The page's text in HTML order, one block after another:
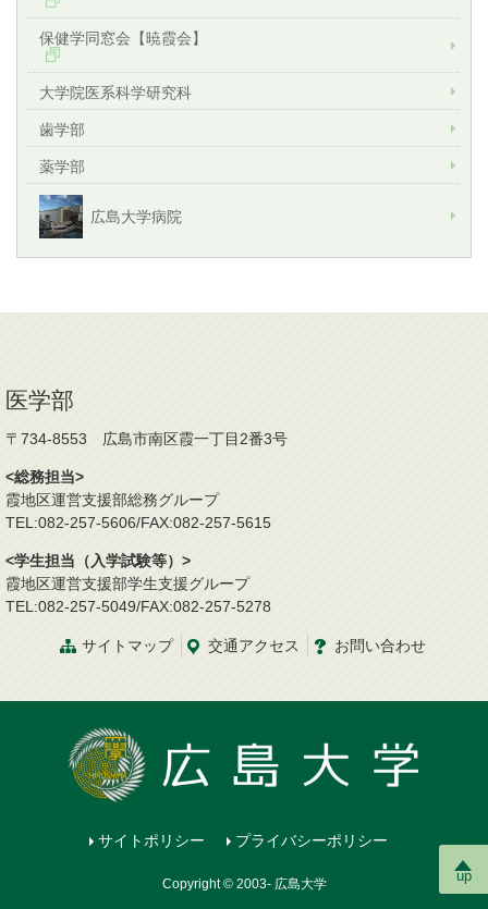
保健学同窓会【暁霞会】
大学院医系科学研究科
歯学部
薬学部
広島大学病院
up
医学部
〒734-8553 広島市南区霞一丁目2番3号
<総務担当>
霞地区運営支援部総務グループ
TEL:082-257-5606/FAX:082-257-5615
<学生担当（入学試験等）>
霞地区運営支援部学生支援グループ
TEL:082-257-5049/FAX:082-257-5278
サイトマップ 交通アクセス お問い合わせ
サイトポリシー プライバシーポリシー
Copyright © 2003- 広島大学